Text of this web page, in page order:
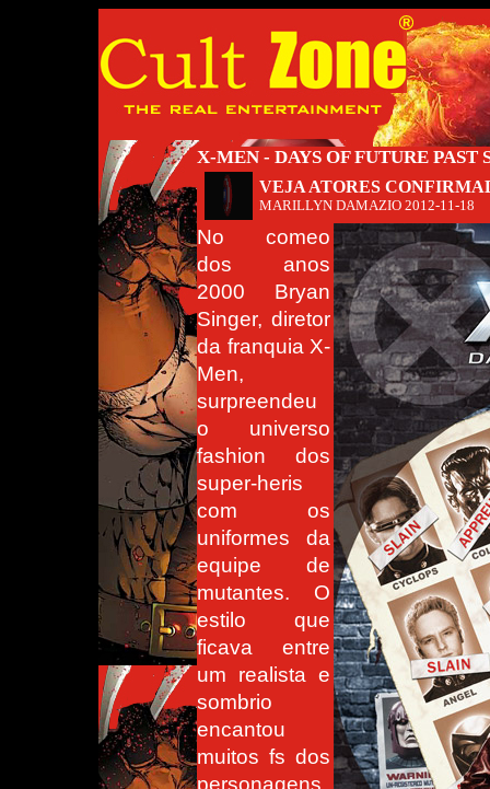
X-MEN - DAYS OF FUTURE PAST
VEJA ATORES
MARILLYN DAMAZIO 2012-11-18
No comeo
dos anos
2000 Bryan
Singer, diretor
da franquia X-
Men,
surpreendeu
o universo
fashion dos
super-heris
com os
uniformes da
equipe de
mutantes. O
estilo que
ficava entre
um realista e
sombrio
encantou
muitos fs dos
personagens